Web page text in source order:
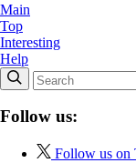
Main
Top
Interesting
Help
Follow us:
Follow us on